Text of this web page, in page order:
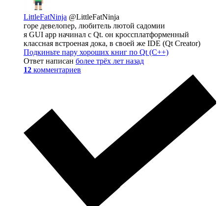
LittleFatNinja @LittleFatNinja
горе девелопер, любитель лютой садомии
я GUI app начинал с Qt. он кроссплатформенный
классная встроеная дока, в своей же IDE (Qt Creator)
Подкиньте пару хороших книг по Qt (С++)
Ответ написан более трёх лет назад
12 комментариев